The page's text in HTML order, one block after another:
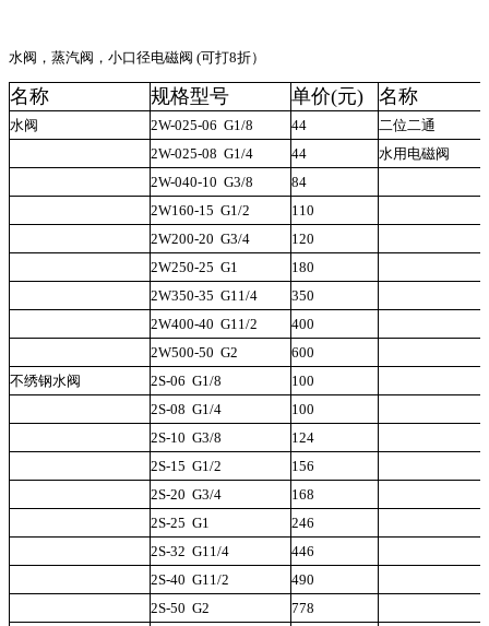
水阀，蒸汽阀，小口径电磁阀 (可打8折）
名称 规格型号 单价(元) 名称
水阀 2W-025-06 G1/8 44
二位二通
2W-025-08 G1/4 44
水用电磁阀
2W-040-10 G3/8
84
2W160-15 G1/2
110
2W200-20 G3/4
120
2W250-25 G1
180
2W350-35 G11/4
350
2W400-40 G11/2
400
2W500-50 G2
600
不绣钢水阀
2S-06 G1/8
100
2S-08 G1/4
100
2S-10 G3/8
124
2S-15 G1/2
156
2S-20 G3/4
168
2S-25 G1
246
2S-32 G11/4
446
2S-40 G11/2
490
2S-50 G2
778